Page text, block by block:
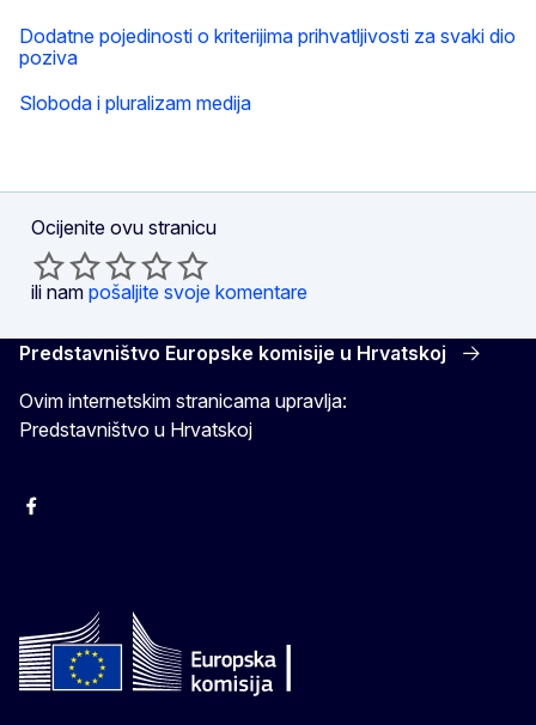
Dodatne pojedinosti o kriterijima prihvatljivosti za svaki dio
poziva
Sloboda i pluralizam medija
Ocijenite ovu stranicu
ili nam pošaljite svoje komentare
Predstavništvo Europske komisije u Hrvatskoj
Ovim internetskim stranicama upravlja:
Predstavništvo u Hrvatskoj
Facebook